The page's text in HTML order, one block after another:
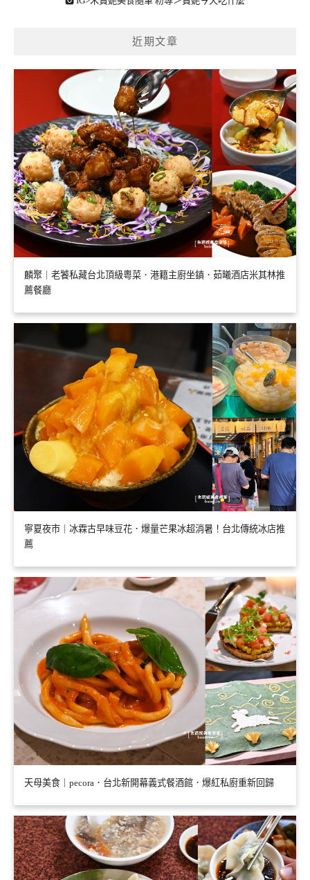
近期文章
麟聚｜老饕私藏台北頂級粵菜．港籍主廚坐鎮．茹曦酒店米其林推
薦餐廳
寧夏夜市｜冰霖古早味豆花．爆量芒果冰超消暑！台北傳統冰店推
薦
天母美食｜pecora．台北新開幕義式餐酒館．爆紅私廚重新回歸